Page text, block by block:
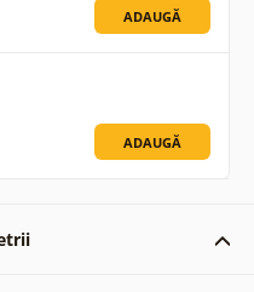
ADAUGĂ
ADAUGĂ